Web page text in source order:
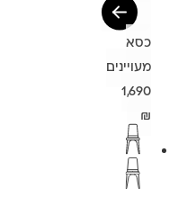
כסא
מעויינים
1,690
₪